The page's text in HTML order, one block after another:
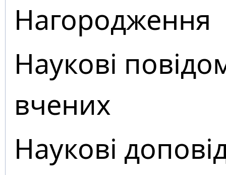
Нагородження
Наукові
вчених
Наукові